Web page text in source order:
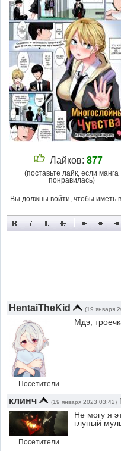
Лайков: 877
(поставьте лайк, если манга
понравилась)
Вы должны войти, чтобы иметь
HentaiTheKid (19 января
Посетители
Мдэ,
клинч (19 января 2023 03:42)
Посетители
Не могу я
глупый